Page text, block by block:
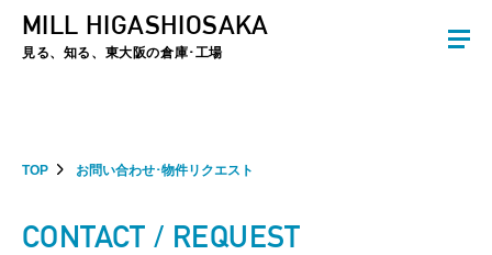
夏季休暇のお知らせ：2026年8月8日(土)～8月16日(日)まで休業とさせていた
MILL HIGASHIOSAKA
見る、知る、東大阪の倉庫･工場
TOP お問い合わせ･物件リクエスト
CONTACT / REQUEST